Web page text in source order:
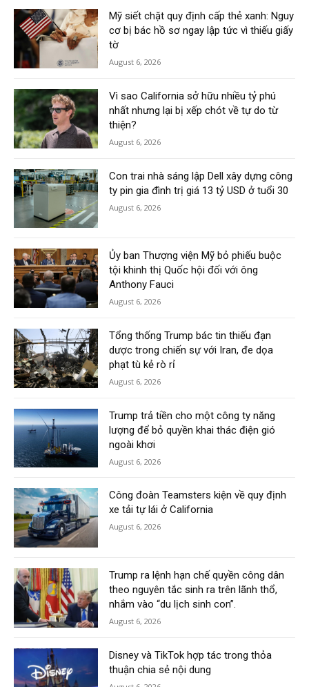
Mỹ siết chặt quy định cấp thẻ xanh: Nguy
cơ bị bác hồ sơ ngay lập tức vì thiếu giấy
tờ
August 6, 2026
Vì sao California sở hữu nhiều tỷ phú
nhất nhưng lại bị xếp chót về tự do từ
thiện?
August 6, 2026
Con trai nhà sáng lập Dell xây dựng công
ty pin gia đình trị giá 13 tỷ USD ở tuổi 30
August 6, 2026
Ủy ban Thượng viện Mỹ bỏ phiếu buộc
tội khinh thị Quốc hội đối với ông
Anthony Fauci
August 6, 2026
Tổng thống Trump bác tin thiếu đạn
dược trong chiến sự với Iran, đe dọa
phạt tù kẻ rò rỉ
August 6, 2026
Trump trả tiền cho một công ty năng
lượng để bỏ quyền khai thác điện gió
ngoài khơi
August 6, 2026
Công đoàn Teamsters kiện về quy định
xe tải tự lái ở California
August 6, 2026
Trump ra lệnh hạn chế quyền công dân
theo nguyên tắc sinh ra trên lãnh thổ,
nhắm vào “du lịch sinh con”.
August 6, 2026
Disney và TikTok hợp tác trong thỏa
thuận chia sẻ nội dung